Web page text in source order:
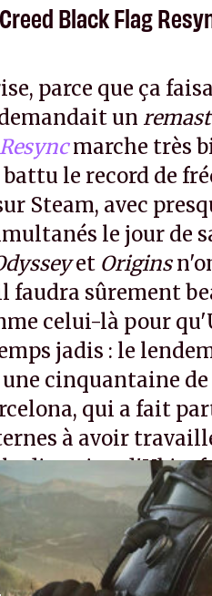
Black Flag
parce que ça
un
marche très
le record de
Steam, avec
le jour de
et Origins
faudra sûrement
celui-là pour
jadis : le
cinquantaine
qui a fait
à avoir
direction